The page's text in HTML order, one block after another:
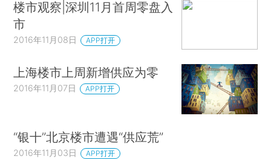
楼市观察|深圳11月首周零盘入
市
2016年11月08日 APP打开
上海楼市上周新增供应为零
2016年11月07日 APP打开
“银十”北京楼市遭遇“供应荒”
2016年11月03日 APP打开